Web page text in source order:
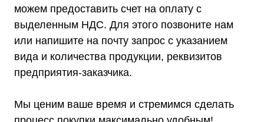
можем предоставить счет на оплату с
выделенным НДС. Для этого позвоните нам
или напишите на почту запрос с указанием
вида и количества продукции, реквизитов
предприятия-заказчика.
Мы ценим ваше время и стремимся сделать